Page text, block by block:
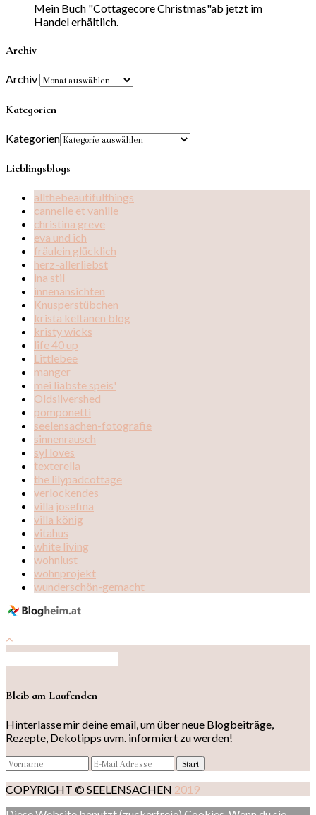
Mein Buch "Cottagecore Christmas"ab jetzt im
Handel erhältlich.
Archiv
Archiv
Kategorien
Kategorien
Lieblingsblogs
allthebeautifulthings
cannelle et vanille
christina greve
eva und ich
fräulein glücklich
herz-allerliebst
ina stil
innenansichten
Knusperstübchen
krista keltanen blog
kristy wicks
life 40 up
Littlebee
manger
mei liabste speis'
Oldsilvershed
pomponetti
seelensachen-fotografie
sinnenrausch
syl loves
texterella
the lilypadcottage
verlockendes
villa josefina
villa könig
vitahus
white living
wohnlust
wohnprojekt
wunderschön-gemacht
Bleib am Laufenden
Hinterlasse mir deine email, um über neue Blogbeiträge,
Rezepte, Dekotipps uvm. informiert zu werden!
COPYRIGHT © SEELENSACHEN 2019